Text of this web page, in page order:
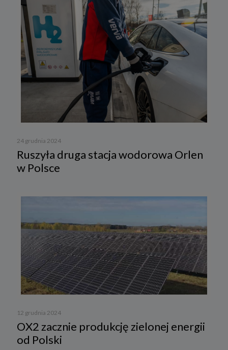
24 grudnia 2024
Ruszyła druga stacja wodorowa Orlen
w Polsce
12 grudnia 2024
OX2 zacznie produkcję zielonej energii
od Polski